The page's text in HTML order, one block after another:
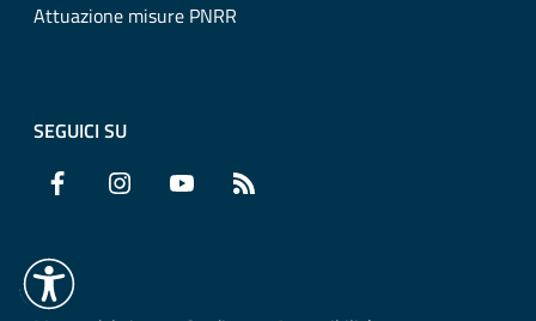
Attuazione misure PNRR
SEGUICI SU
Facebook Instagram YouTube